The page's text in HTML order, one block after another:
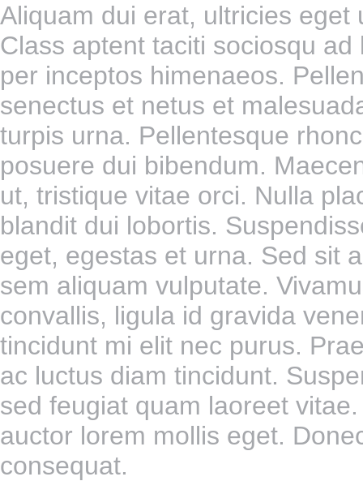
Aliquam dui erat, ultricies
Class aptent taciti sociosqu
per inceptos himenaeos.
senectus et netus et
turpis urna. Pellentesque
posuere dui bibendum.
ut, tristique vitae orci. Nulla
blandit dui lobortis.
eget, egestas et urna. Sed sit
sem aliquam vulputate.
convallis, ligula id gravida
tincidunt mi elit nec purus.
ac luctus diam tincidunt.
sed feugiat quam laoreet
auctor lorem mollis eget.
consequat.